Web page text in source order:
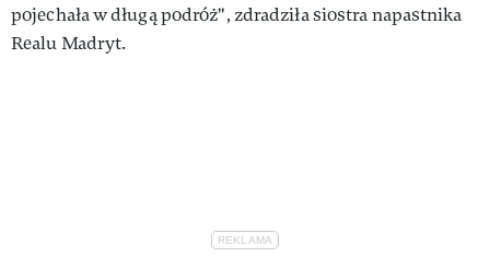
pojechała w długą podróż", zdradziła siostra napastnika
Realu Madryt.